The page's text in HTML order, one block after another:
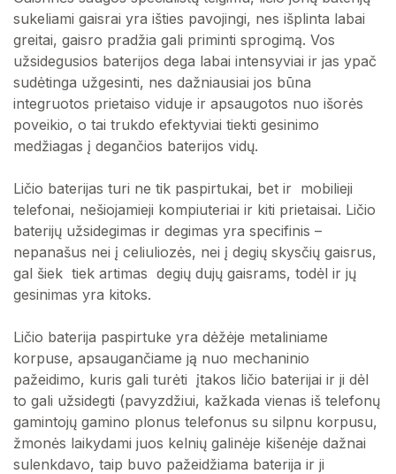
sukeliami gaisrai yra išties pavojingi, nes išplinta labai
greitai, gaisro pradžia gali priminti sprogimą. Vos
užsidegusios baterijos dega labai intensyviai ir jas ypač
sudėtinga užgesinti, nes dažniausiai jos būna
integruotos prietaiso viduje ir apsaugotos nuo išorės
poveikio, o tai trukdo efektyviai tiekti gesinimo
medžiagas į degančios baterijos vidų.
Ličio baterijas turi ne tik paspirtukai, bet ir mobilieji
telefonai, nešiojamieji kompiuteriai ir kiti prietaisai. Ličio
baterijų užsidegimas ir degimas yra specifinis –
nepanašus nei į celiuliozės, nei į degių skysčių gaisrus,
gal šiek tiek artimas degių dujų gaisrams, todėl ir jų
gesinimas yra kitoks.
Ličio baterija paspirtuke yra dėžėje metaliniame
korpuse, apsaugančiame ją nuo mechaninio
pažeidimo, kuris gali turėti įtakos ličio baterijai ir ji dėl
to gali užsidegti (pavyzdžiui, kažkada vienas iš telefonų
gamintojų gamino plonus telefonus su silpnu korpusu,
žmonės laikydami juos kelnių galinėje kišenėje dažnai
sulenkdavo, taip buvo pažeidžiama baterija ir ji